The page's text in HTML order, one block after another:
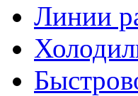
Линии